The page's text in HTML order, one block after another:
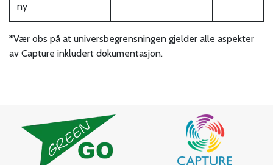
ny
*Vær obs på at universbegrensningen gjelder alle aspekter
av Capture inkludert dokumentasjon.